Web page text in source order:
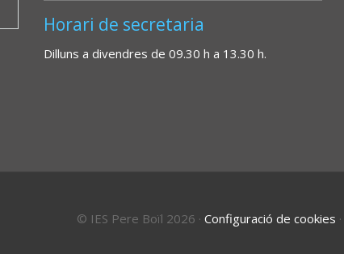
Horari de secretaria
Dilluns a divendres de 09.30 h a 13.30 h.
© IES Pere Boïl 2026 · Configuració de cookies ·